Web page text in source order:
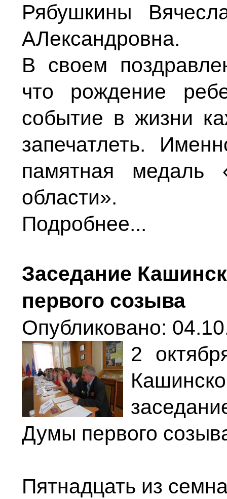
Рябушкины
АЛександровна.
В своем
что рождение
событие в жизни
запечатлеть.
памятная медаль
области».
Подробнее...
Заседание
первого созыва
Опубликовано:
2
Думы первого
Пятнадцать из